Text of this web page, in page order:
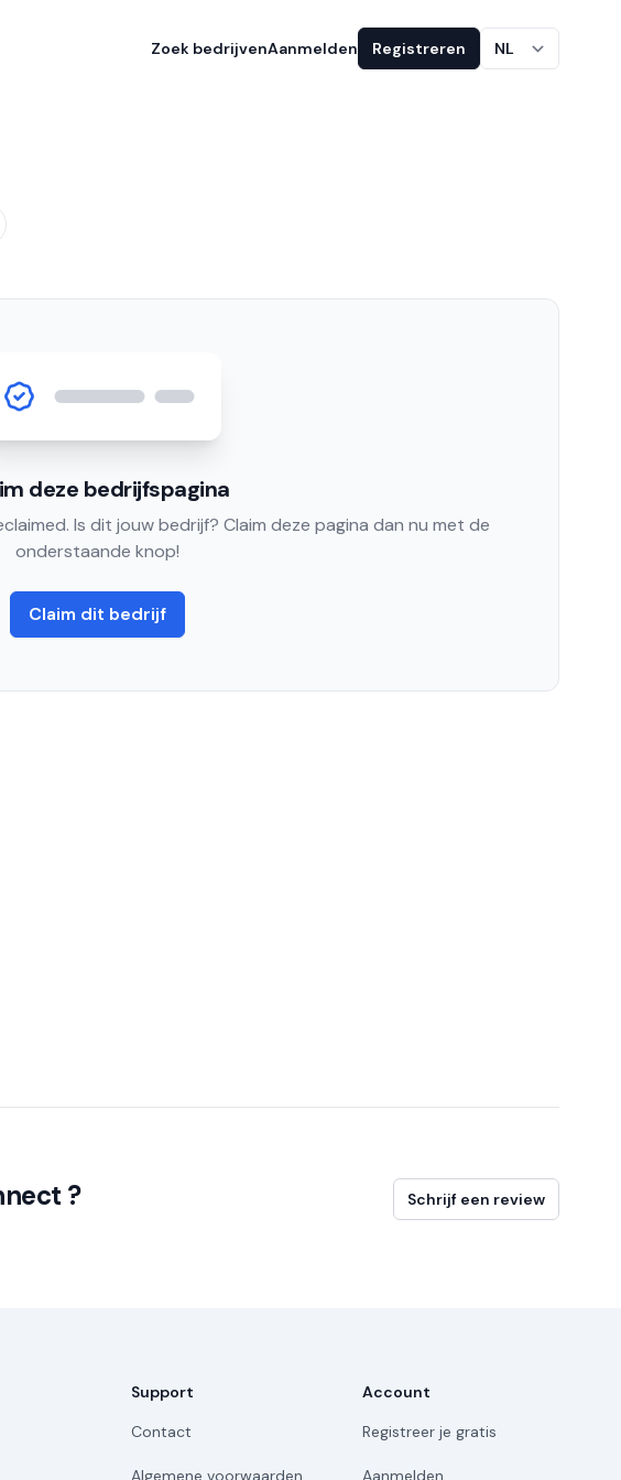
Zoek bedrijvenAanmelden Registreren NL
deze bedrijfspagina
Is dit jouw bedrijf? Claim deze pagina dan nu met de
onderstaande knop!
Claim dit bedrijf
? Schrijf een review
Support
Contact
Algemene voorwaarden
Account
Registreer je gratis
Aanmelden